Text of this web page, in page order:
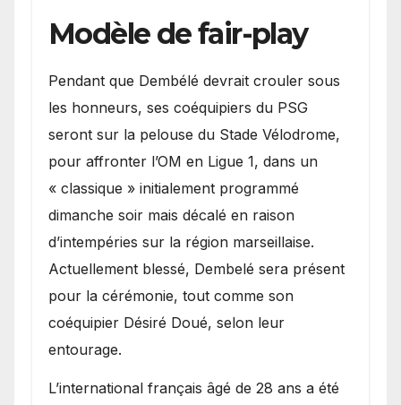
Modèle de fair-play
Pendant que Dembélé devrait crouler sous
les honneurs, ses coéquipiers du PSG
seront sur la pelouse du Stade Vélodrome,
pour affronter l’OM en Ligue 1, dans un
« classique » initialement programmé
dimanche soir mais décalé en raison
d’intempéries sur la région marseillaise.
Actuellement blessé, Dembelé sera présent
pour la cérémonie, tout comme son
coéquipier Désiré Doué, selon leur
entourage.
L’international français âgé de 28 ans a été